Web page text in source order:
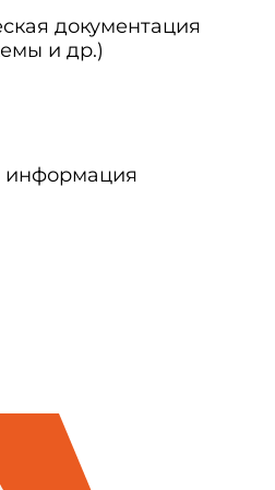
документация
и др.)
информация